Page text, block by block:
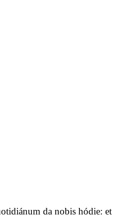
da nobis hódie: et